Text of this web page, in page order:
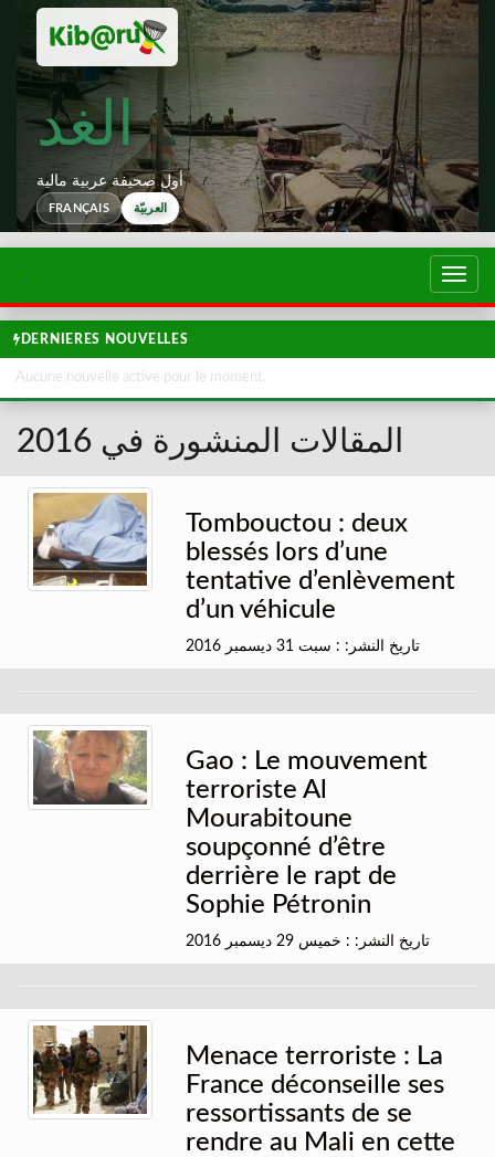
الغد
أول صحيفة عربية مالية
FRANÇAIS العربيّة
تبديل
DERNIERES NOUVELLES
Aucune nouvelle active pour le moment.
المقالات المنشورة في 2016
Tombouctou : deux
blessés lors d’une
tentative d’enlèvement
d’un véhicule
تاريخ النشر: : سبت 31 ديسمبر 2016
Gao : Le mouvement
terroriste Al
Mourabitoune
soupçonné d’être
derrière le rapt de
Sophie Pétronin
تاريخ النشر: : خميس 29 ديسمبر 2016
Menace terroriste : La
France déconseille ses
ressortissants de se
rendre au Mali en cette